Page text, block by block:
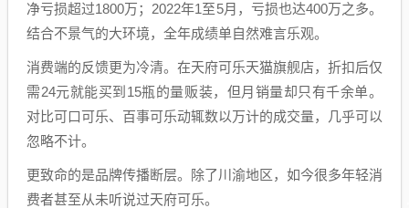
净亏损超过1800万；2022年1至5月，亏损也达400万之多。
结合不景气的大环境，全年成绩单自然难言乐观。
消费端的反馈更为冷清。在天府可乐天猫旗舰店，折扣后仅
需24元就能买到15瓶的量贩装，但月销量却只有千余单。
对比可口可乐、百事可乐动辄数以万计的成交量，几乎可以
忽略不计。
更致命的是品牌传播断层。除了川渝地区，如今很多年轻消
费者甚至从未听说过天府可乐。